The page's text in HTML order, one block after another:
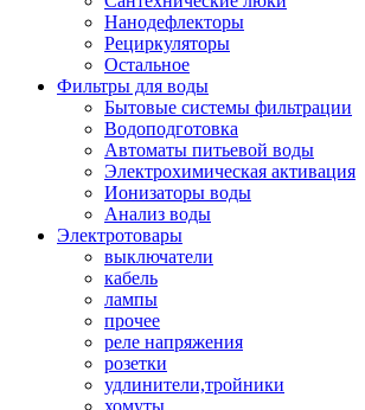
Нанодефлекторы
Рециркуляторы
Остальное
Фильтры для воды
Бытовые системы фильтрации
Водоподготовка
Автоматы питьевой воды
Электрохимическая активация
Ионизаторы воды
Анализ воды
Электротовары
выключатели
кабель
лампы
прочее
реле напряжения
розетки
удлинители,тройники
хомуты